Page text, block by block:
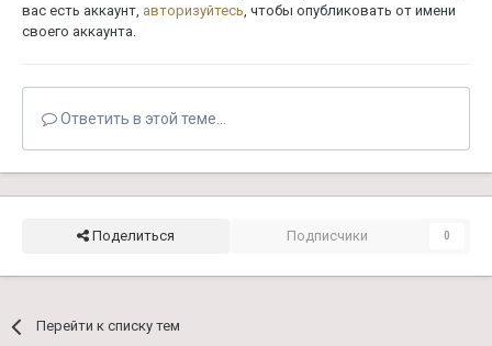
вас есть аккаунт, авторизуйтесь, чтобы опубликовать от имени
своего аккаунта.
Ответить в этой теме...
Поделиться Подписчики 0
Перейти к списку тем